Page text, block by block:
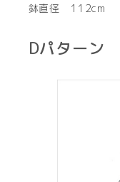
鉢直径 112cm
Dパターン